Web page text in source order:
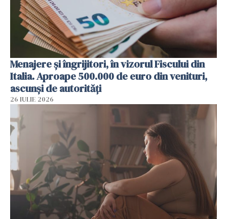
Menajere și îngrijitori, în vizorul Fiscului din
Italia. Aproape 500.000 de euro din venituri,
ascunși de autorități
26 IULIE 2026